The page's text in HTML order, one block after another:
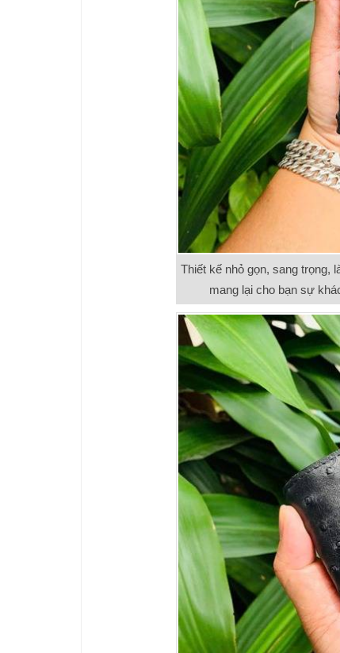
Thiết kế nhỏ gọn, sang trọng,
mang lại cho bạn sự